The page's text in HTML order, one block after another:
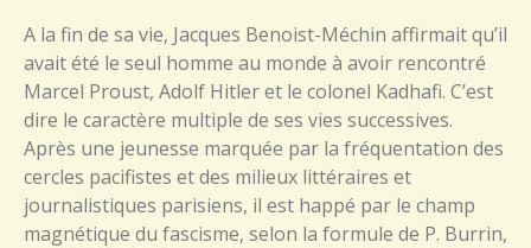
A la fin de sa vie, Jacques Benoist-Méchin affirmait qu’il
avait été le seul homme au monde à avoir rencontré
Marcel Proust, Adolf Hitler et le colonel Kadhafi. C’est
dire le caractère multiple de ses vies successives.
Après une jeunesse marquée par la fréquentation des
cercles pacifistes et des milieux littéraires et
journalistiques parisiens, il est happé par le champ
magnétique du fascisme, selon la formule de P. Burrin,